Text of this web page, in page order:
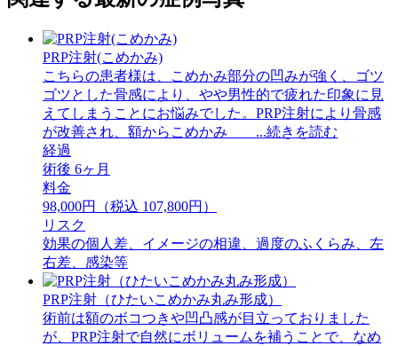
PRP注射(こめかみ)
こちらの患者様は、こめかみ部分の凹みが強く、ゴツ
ゴツとした骨感により、やや男性的で疲れた印象に見
えてしまうことにお悩みでした。PRP注射により骨感
が改善され、額からこめかみ ...続きを読む
経過
術後 6ヶ月
料金
98,000円（税込 107,800円）
リスク
効果の個人差、イメージの相違、過度のふくらみ、左
右差、感染等
PRP注射（ひたいこめかみ丸み形成）
術前は額のボコつきや凹凸感が目立っておりました
が、PRP注射で自然にボリュームを補うことで、なめ